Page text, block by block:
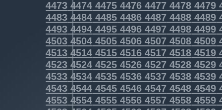
4473 4474 4475 4476 4477 4478 4479
4483 4484 4485 4486 4487 4488 4489
4493 4494 4495 4496 4497 4498 4499
4503 4504 4505 4506 4507 4508 4509
4513 4514 4515 4516 4517 4518 4519
4523 4524 4525 4526 4527 4528 4529
4533 4534 4535 4536 4537 4538 4539
4543 4544 4545 4546 4547 4548 4549
4553 4554 4555 4556 4557 4558 4559